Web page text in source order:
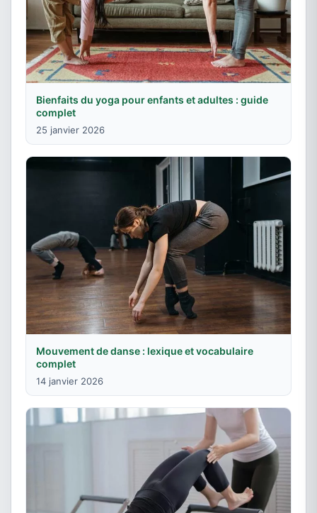
Bienfaits du yoga pour enfants et adultes : guide
complet
25 janvier 2026
Mouvement de danse : lexique et vocabulaire
complet
14 janvier 2026